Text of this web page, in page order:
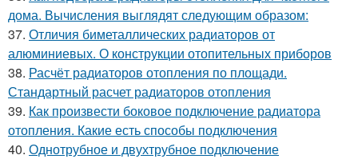
дома. Вычисления выглядят следующим образом:
37. Отличия биметаллических радиаторов от
алюминиевых. О конструкции отопительных приборов
38. Расчёт радиаторов отопления по площади.
Стандартный расчет радиаторов отопления
39. Как произвести боковое подключение радиатора
отопления. Какие есть способы подключения
40. Однотрубное и двухтрубное подключение